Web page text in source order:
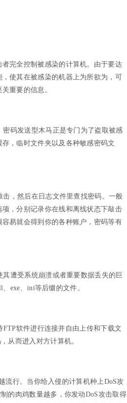
完全控制被感染的计算机。由于要达
使其在被感染的机器上为所欲为，可
重要的信息。
码发送型木马正是专门为了盗取被感
，临时文件夹以及各种敏感密码文
，然后在日志文件里查找密码。一般
，分别记录你在线和离线状态下敲击
易就会得到你的各种账户，密码等有
遭受系统崩溃或者重要数据丢失的巨
exe、ini等后缀的文件。
软件进行连接并自由上传和下载文
从而进入对方计算机。
流行。当你给入侵的计算机种上DoS攻
的肉鸡数量越多，你发动DoS攻击取得